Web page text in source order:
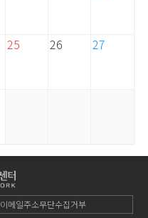
25 26 27
이메일주소무단수집거부